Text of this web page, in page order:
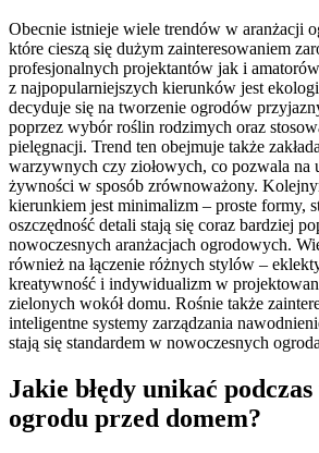
Obecnie istnieje wiele trendów w aranżacji
które cieszą się dużym zainteresowaniem
profesjonalnych projektantów jak i
z najpopularniejszych kierunków jest
decyduje się na tworzenie ogrodów
poprzez wybór roślin rodzimych oraz
pielęgnacji. Trend ten obejmuje także
warzywnych czy ziołowych, co pozwala na
żywności w sposób zrównoważony.
kierunkiem jest minimalizm – proste formy,
oszczędność detali stają się coraz bardziej
nowoczesnych aranżacjach ogrodowych.
również na łączenie różnych stylów –
kreatywność i indywidualizm w
zielonych wokół domu. Rośnie także
inteligentne systemy zarządzania
stają się standardem w nowoczesnych
Jakie błędy unikać
ogrodu przed domem?